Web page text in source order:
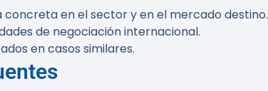
en el sector y en el mercado destino.
de negociación internacional.
en casos similares.